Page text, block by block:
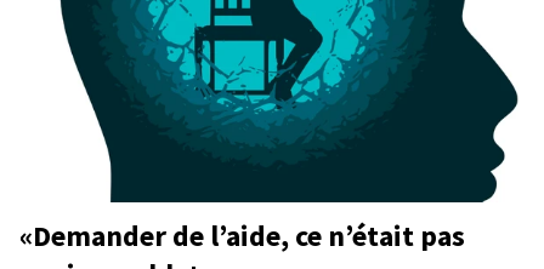
«Demander de l’aide, ce n’était pas